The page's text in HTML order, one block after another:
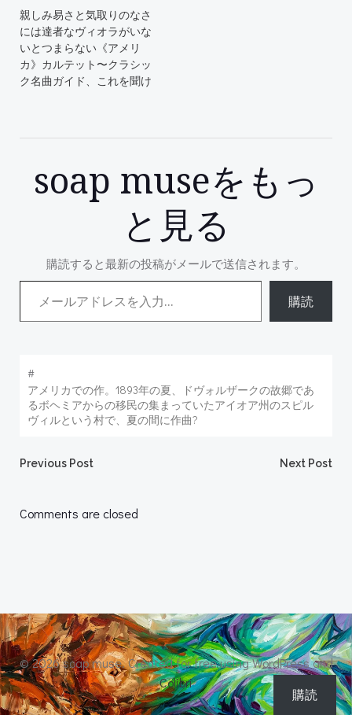
親しみ易さと気取りのなさ
には達者なヴィオラがいな
いとつまらない《アメリ
カ》カルテット〜クラシッ
ク名曲ガイド、これを聞け
soap museをもっ
と見る
購読すると最新の投稿がメールで送信されます。
メールアドレスを入力...
購読
#
アメリカでの作。1893年の夏、ドヴォルザークの故郷であ
るボヘミアからの移民の集まっていたアイオア州のスピル
ヴィルという村で、夏の間に作曲?
Post
navigation
Previous Post Next Post
Comments are closed
© 2026 soap muse. Created for free using WordPress and
Colibri
購読